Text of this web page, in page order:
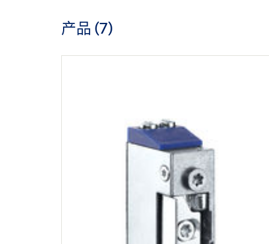
产品 (7)